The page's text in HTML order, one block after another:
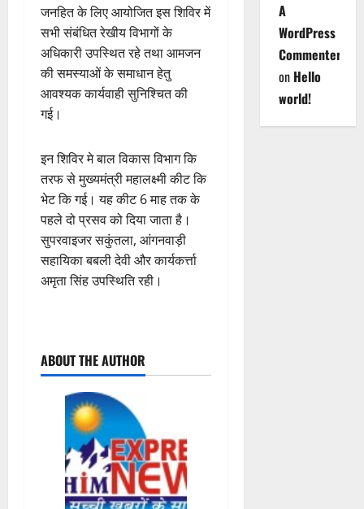
जनहित के लिए आयोजित इस शिविर में
सभी संबंधित रेखीय विभागों के
अधिकारी उपस्थित रहे तथा आमजन
की समस्याओं के समाधान हेतु
आवश्यक कार्यवाही सुनिश्चित की
गई।
इन शिविर मे बाल विकास विभाग कि
तरफ से मुख्यमंत्री महालक्ष्मी कीट कि
भेट कि गई। यह कीट 6 माह तक के
पहले दो प्रसव को दिया जाता है।
सुपरवाइजर सकुंतला, आंगनवाड़ी
सहायिका बबली देवी और कार्यकर्त्ता
अमृता सिंह उपस्थिति रही।
o
ABOUT THE AUTHOR
A
WordPress
Commenter
on Hello
world!